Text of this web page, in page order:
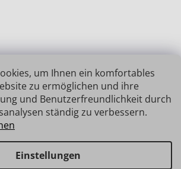
um Ihnen ein komfortables
zu ermöglichen und ihre
und Benutzerfreundlichkeit durch
ständig zu verbessern.
Einstellungen
Erstellt von Shoptet